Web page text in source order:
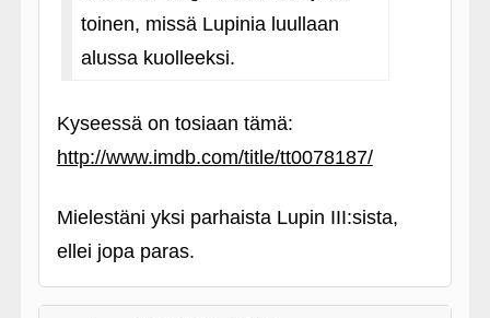
toinen, missä Lupinia luullaan
alussa kuolleeksi.
Kyseessä on tosiaan tämä:
http://www.imdb.com/title/tt0078187/
Mielestäni yksi parhaista Lupin III:sista,
ellei jopa paras.